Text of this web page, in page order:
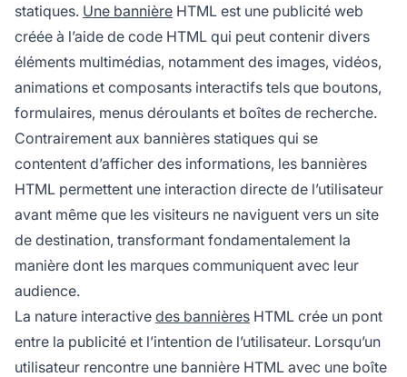
statiques. Une bannière HTML est une publicité web
créée à l’aide de code HTML qui peut contenir divers
éléments multimédias, notamment des images, vidéos,
animations et composants interactifs tels que boutons,
formulaires, menus déroulants et boîtes de recherche.
Contrairement aux bannières statiques qui se
contentent d’afficher des informations, les bannières
HTML permettent une interaction directe de l’utilisateur
avant même que les visiteurs ne naviguent vers un site
de destination, transformant fondamentalement la
manière dont les marques communiquent avec leur
audience.
La nature interactive des bannières HTML crée un pont
entre la publicité et l’intention de l’utilisateur. Lorsqu’un
utilisateur rencontre une bannière HTML avec une boîte